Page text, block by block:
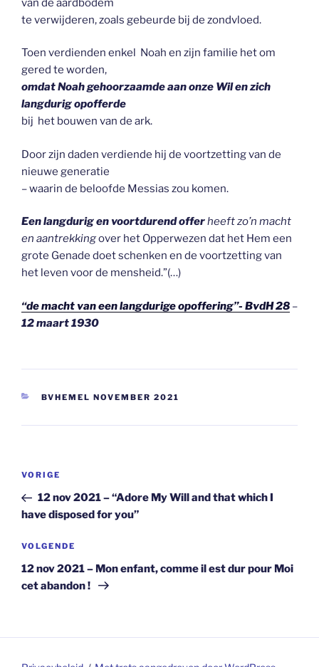
van de aardbodem
te verwijderen, zoals gebeurde bij de zondvloed.
Toen verdienden enkel Noah en zijn familie het om
gered te worden,
omdat Noah gehoorzaamde aan onze Wil en zich
langdurig opofferde
bij het bouwen van de ark.
Door zijn daden verdiende hij de voortzetting van de
nieuwe generatie
– waarin de beloofde Messias zou komen.
Een langdurig en voortdurend offerheeft zo’n macht
en aantrekkingover het Opperwezen dat het Hem een
grote Genade doet schenken en de voortzetting van
het leven voor de mensheid.”(…)
“de macht van een langdurige opoffering”- BvdH 28 –
12 maart 1930
CATEGORIEËN
BVHEMEL NOVEMBER 2021
Berichtnavigatie
Vorig
bericht
VORIGE
12 nov 2021 – “Adore My Will and that which I
have disposed for you”
Volgend
bericht
VOLGENDE
12 nov 2021 – Mon enfant, comme il est dur pour Moi
cet abandon !